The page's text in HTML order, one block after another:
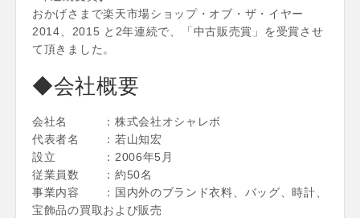
おかげさまで楽天市場ショップ・オブ・ザ・イヤー
2014、2015 と2年連続で、「中古販売賞」を受賞させ
て頂きました。
◆会社概要
会社名 ：株式会社オシャレボ
代表者名 ：若山知宏
設立 ：2006年5月
従業員数 ：約50名
事業内容 ：国内外のブランド衣料、バッグ、時計、
宝飾品の買取および販売